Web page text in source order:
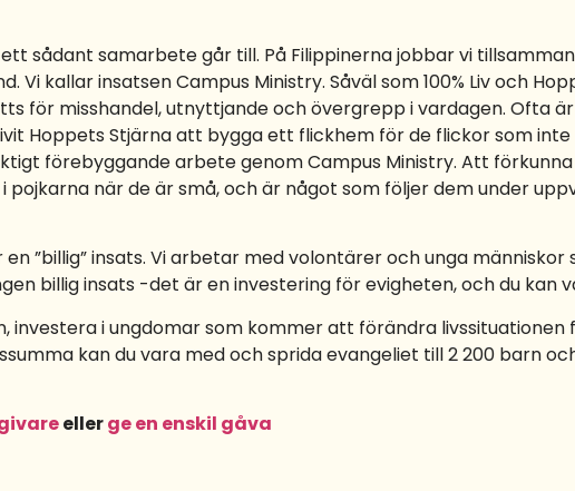
sådant samarbete går till. På Filippinerna jobbar vi
Vi kallar insatsen Campus Ministry. Såväl som 100% Liv och
för misshandel, utnyttjande och övergrepp i vardagen. Ofta
Hoppets Stjärna att bygga ett flickhem för de flickor som inte
förebyggande arbete genom Campus Ministry. Att
när de är små, och är något som följer dem under
”billig” insats. Vi arbetar med volontärer och unga människor
billig insats -det är en investering för evigheten, och du kan
investera i ungdomar som kommer att förändra livssituationen
kan du vara med och sprida evangeliet till 2 200 barn
ellerge en enskil gåva